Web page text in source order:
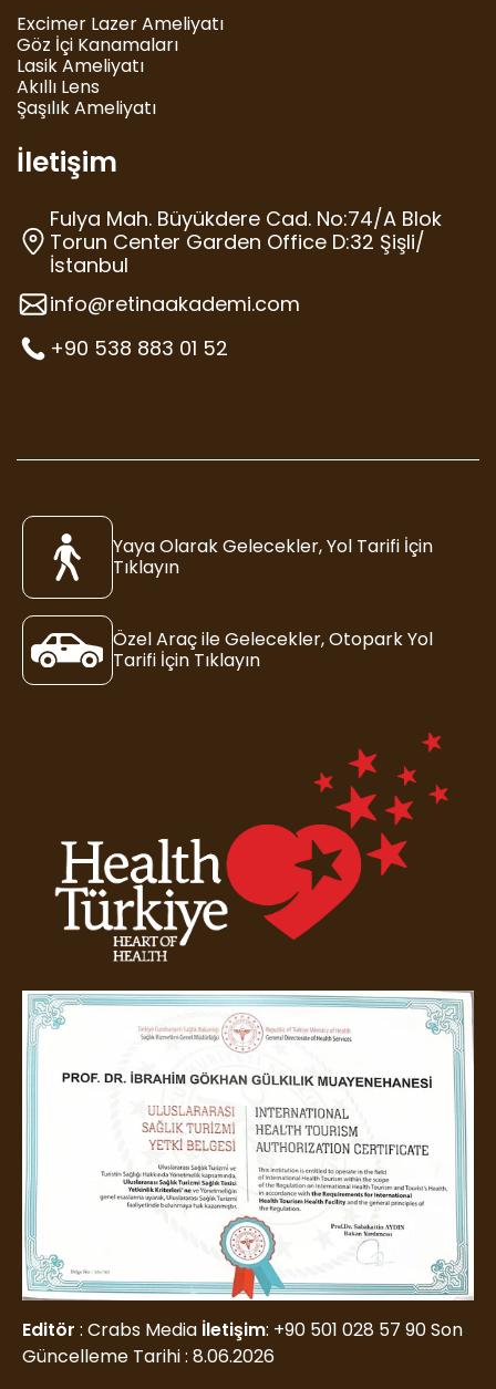
Excimer Lazer Ameliyatı
Göz İçi Kanamaları
Lasik Ameliyatı
Akıllı Lens
Şaşılık Ameliyatı
İletişim
Fulya Mah. Büyükdere Cad. No:74/A Blok
Torun Center Garden Office D:32 Şişli/
İstanbul
info@retinaakademi.com
+90 538 883 01 52
Yaya Olarak Gelecekler, Yol Tarifi İçin
Tıklayın
Özel Araç ile Gelecekler, Otopark Yol
Tarifi İçin Tıklayın
Editör : Crabs Media İletişim: +90 501 028 57 90Son
Güncelleme Tarihi : 8.06.2026